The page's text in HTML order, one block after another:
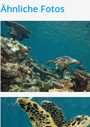
Ähnliche Fotos